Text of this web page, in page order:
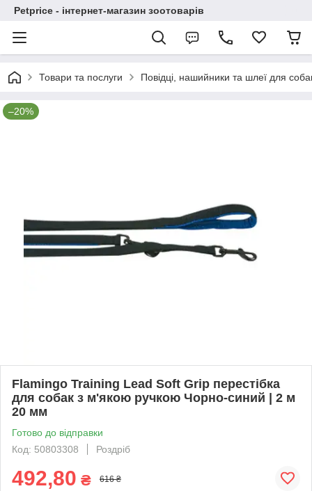
Petprice - інтернет-магазин зоотоварів
Товари та послуги Повідці, нашийники та шлеї для
–20%
Flamingo Training Lead Soft Grip перестібка
для собак з м'якою ручкою Чорно-синий | 2 м
20 мм
Готово до відправки
Код: 50803308
Роздріб
492,80 ₴ 616 ₴